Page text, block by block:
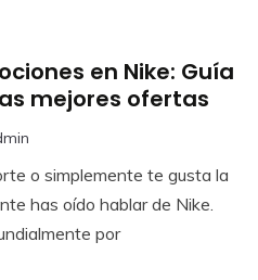
en Nike: Guía
mejores ofertas
o simplemente te gusta la
has oído hablar de Nike.
por